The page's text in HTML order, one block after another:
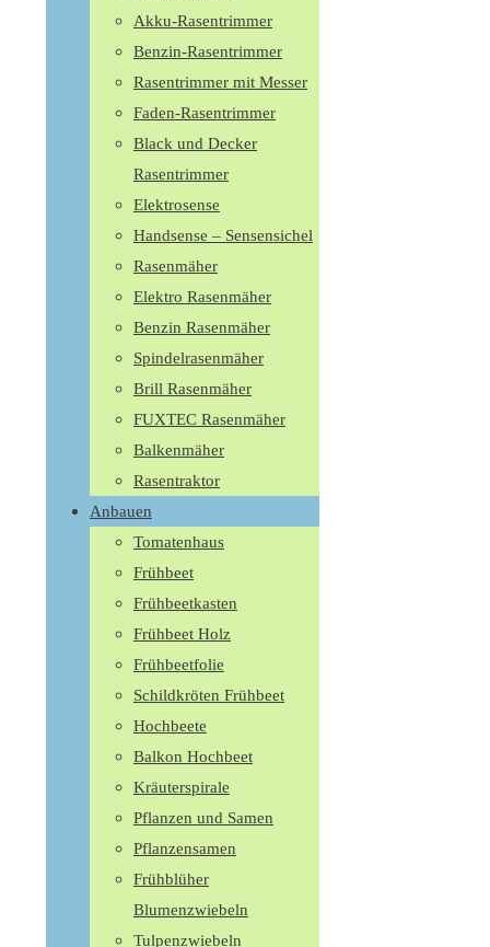
Akku-Rasentrimmer
Benzin-Rasentrimmer
Rasentrimmer mit Messer
Faden-Rasentrimmer
Black und Decker
Rasentrimmer
Elektrosense
Handsense – Sensensichel
Rasenmäher
Elektro Rasenmäher
Benzin Rasenmäher
Spindelrasenmäher
Brill Rasenmäher
FUXTEC Rasenmäher
Balkenmäher
Rasentraktor
Anbauen
Tomatenhaus
Frühbeet
Frühbeetkasten
Frühbeet Holz
Frühbeetfolie
Schildkröten Frühbeet
Hochbeete
Balkon Hochbeet
Kräuterspirale
Pflanzen und Samen
Pflanzensamen
Frühblüher
Blumenzwiebeln
Tulpenzwiebeln